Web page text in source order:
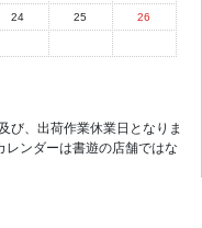
24 25 26
び、出荷作業休業日となりま
ンダーは書遊の店舗ではな